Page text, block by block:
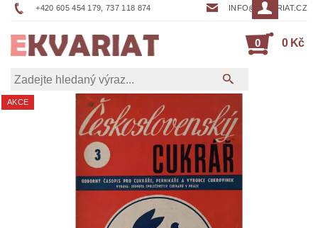
+420 605 454 179, 737 118 874 INFO@EKVARIAT.CZ
0 0 Kč
AKCE